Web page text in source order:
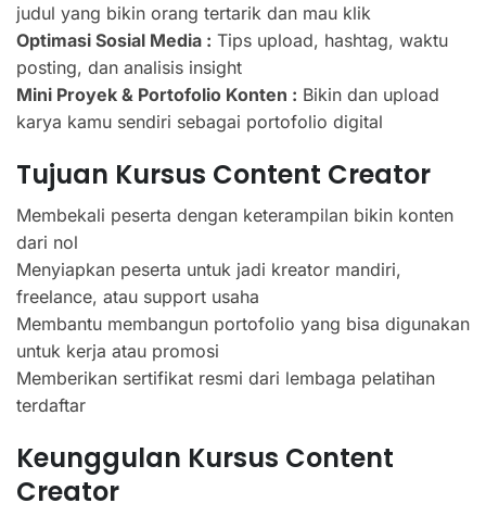
judul yang bikin orang tertarik dan mau klik
Optimasi Sosial Media : Tips upload, hashtag, waktu
posting, dan analisis insight
Mini Proyek & Portofolio Konten : Bikin dan upload
karya kamu sendiri sebagai portofolio digital
Tujuan Kursus Content Creator
Membekali peserta dengan keterampilan bikin konten
dari nol
Menyiapkan peserta untuk jadi kreator mandiri,
freelance, atau support usaha
Membantu membangun portofolio yang bisa digunakan
untuk kerja atau promosi
Memberikan sertifikat resmi dari lembaga pelatihan
terdaftar
Keunggulan Kursus Content
Creator